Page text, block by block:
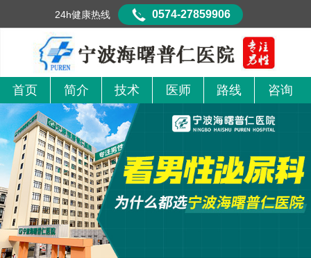
首页 简介 技术 医师 路线 咨询
24h健康热线 0574-27859906